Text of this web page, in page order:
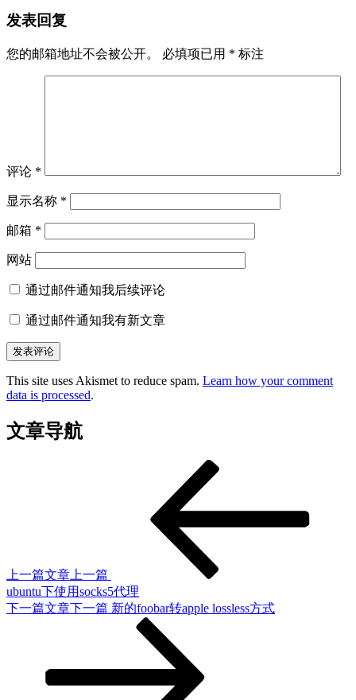
发表回复
您的邮箱地址不会被公开。 必填项已用 * 标注
评论 *
显示名称 *
邮箱 *
网站
通过邮件通知我后续评论
通过邮件通知我有新文章
This site uses Akismet to reduce spam. Learn how your comment
data is processed.
文章导航
上一篇文章 上一篇
ubuntu下使用socks5代理
下一篇文章下一篇 新的foobar转apple lossless方式